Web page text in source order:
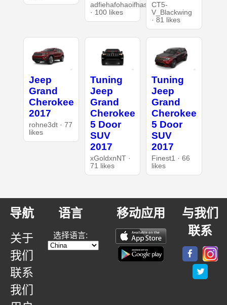
adfiehafohaoifhasd
· 100 likes
CT5-
V_Blackwing
· 81 likes
Jeep
Grand
Cherokee
2017
rohne3dt · 77
likes
Tuning
Jeep
Grand
Cherokee
5 Door
SUV
2017
xGoldxnNT ·
71 likes
Tuning
Jeep
Grand
Cherokee
5 Door
SUV
2017
Finest1 · 66
likes
导航
关于
我们
联系
我们
语言
选择语言:
移动应用
与我们
联系